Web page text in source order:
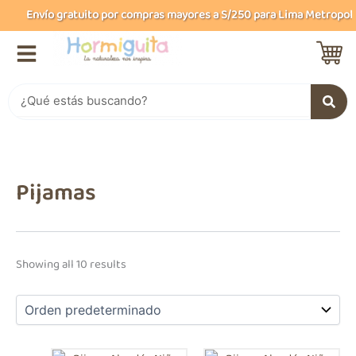
al
contenido
Envío gratuito por compras mayores a S/250 para Lima
B
u
c
Pijamas
Showing all 10 results